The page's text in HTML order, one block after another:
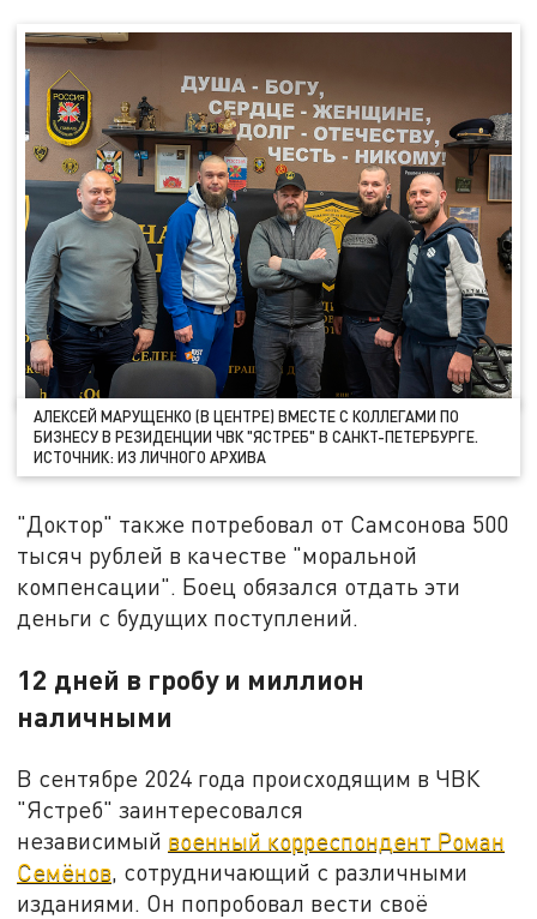
АЛЕКСЕЙ МАРУЩЕНКО (В ЦЕНТРЕ) ВМЕСТЕ С КОЛЛЕГАМИ ПО
БИЗНЕСУ В РЕЗИДЕНЦИИ ЧВК "ЯСТРЕБ" В САНКТ-ПЕТЕРБУРГЕ.
ИСТОЧНИК: ИЗ ЛИЧНОГО АРХИВА
"Доктор" также потребовал от Самсонова 500
тысяч рублей в качестве "моральной
компенсации". Боец обязался отдать эти
деньги с будущих поступлений.
12 дней в гробу и миллион
наличными
В сентябре 2024 года происходящим в ЧВК
"Ястреб" заинтересовался
независимый военный корреспондент Роман
Семёнов, сотрудничающий с различными
изданиями. Он попробовал вести своё